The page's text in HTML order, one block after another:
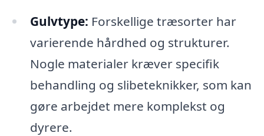
Gulvtype: Forskellige træsorter har
varierende hårdhed og strukturer.
Nogle materialer kræver specifik
behandling og slibeteknikker, som kan
gøre arbejdet mere komplekst og
dyrere.